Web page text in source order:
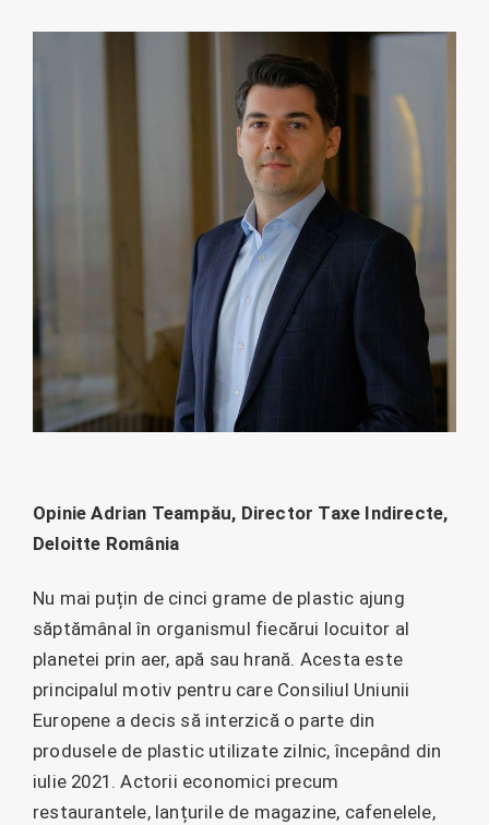
Opinie Adrian Teampău, Director Taxe Indirecte,
Deloitte România
Nu mai puțin de cinci grame de plastic ajung
săptămânal în organismul fiecărui locuitor al
planetei prin aer, apă sau hrană. Acesta este
principalul motiv pentru care Consiliul Uniunii
Europene a decis să interzică o parte din
produsele de plastic utilizate zilnic, începând din
iulie 2021. Actorii economici precum
restaurantele, lanțurile de magazine, cafenelele,